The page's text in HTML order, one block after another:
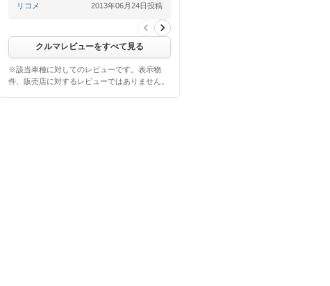
リコメ 2013年06月24日投稿
クルマレビューをすべて見る
※該当車種に対してのレビューです。表示物
件、販売店に対するレビューではありません。